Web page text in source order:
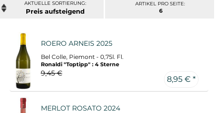
Preis
ARTIKEL PRO SEITE:
6
ROERO ARNEIS 2025
Bel Colle, Piemont - 0,75l. Fl.
Ronaldi "Toptipp" : 4 Sterne
9,45 €
8,95 € *
MERLOT ROSATO 2024